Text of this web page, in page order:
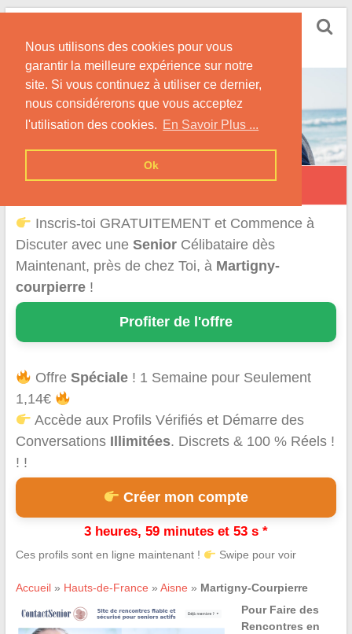
Nous utilisons des cookies pour vous
garantir la meilleure expérience sur notre
site. Si vous continuez à utiliser ce dernier,
nous considérerons que vous acceptez
l'utilisation des cookies. En Savoir Plus ...
Ok
Skip
content
Conseils & Infos pour la Rencontre d'une Senior
Martigny-Courpierre
Inscris-toi GRATUITEMENT et Commence à
Discuter avec une SeniorCélibataire dès
Maintenant, près de chez Toi, à Martigny-
courpierre!
Profiter de l'offre
OffreSpéciale ! 1 Semaine pour Seulement
1,14€
Accède aux Profils Vérifiés et Démarre des
Conversations Illimitées. Discrets & 100 % Réels !
! !
Créer mon compte
3 heures, 59 minutes et 53 s *
Ces profils sont en ligne maintenant ! Swipe pour voir
Accueil» Hauts-de-France » Aisne » Martigny-Courpierre
Pour Faire des
Rencontres en